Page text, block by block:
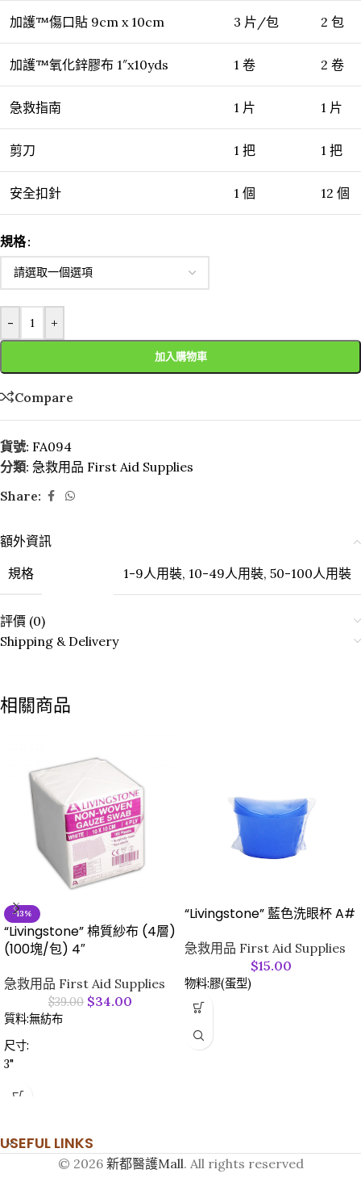
加護™傷口貼 9cm x 10cm 3 片/包 2 包
加護™氧化鋅膠布 1″x10yds 1 卷 2 卷
急救指南 1 片 1 片
剪刀 1 把 1 把
安全扣針 1 個 12 個
規格
- +
加入購物車
Compare
貨號: FA094
分類: 急救用品 First Aid Supplies
Share:
額外資訊
規格 1-9人用裝, 10-49人用裝, 50-100人用裝
評價 (0)
Shipping & Delivery
相關商品
-13%
“Livingstone” 棉質紗布 (4層)
(100塊/包) 4″
急救用品 First Aid Supplies
$39.00 $34.00
質料:無紡布
尺寸:
3"
“Livingstone” 藍色洗眼杯 A#
急救用品 First Aid Supplies
$15.00
物料:膠(蛋型)
USEFUL LINKS
© 2026 新都醫護Mall. All rights reserved